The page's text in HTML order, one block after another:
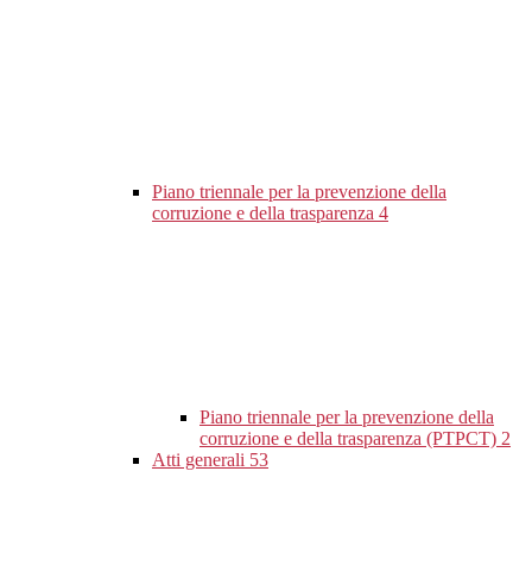
Piano triennale per la prevenzione della
corruzione e della trasparenza 4
Piano triennale per la prevenzione della
corruzione e della trasparenza (PTPCT) 2
Atti generali 53